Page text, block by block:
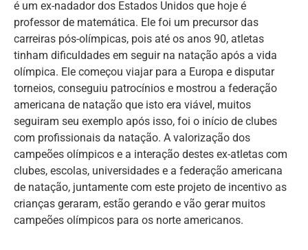
é um ex-nadador dos Estados Unidos que hoje é
professor de matemática. Ele foi um precursor das
carreiras pós-olímpicas, pois até os anos 90, atletas
tinham dificuldades em seguir na natação após a vida
olímpica. Ele começou viajar para a Europa e disputar
torneios, conseguiu patrocínios e mostrou a federação
americana de natação que isto era viável, muitos
seguiram seu exemplo após isso, foi o início de clubes
com profissionais da natação. A valorização dos
campeões olímpicos e a interação destes ex-atletas com
clubes, escolas, universidades e a federação americana
de natação, juntamente com este projeto de incentivo as
crianças geraram, estão gerando e vão gerar muitos
campeões olímpicos para os norte americanos.